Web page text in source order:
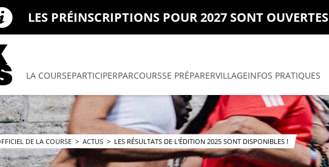
LES PRÉINSCRIPTIONS POUR 2027 SONT OUVERTES
LA COURSEPARTICIPERPARCOURSSE PRÉPARERVILLAGEINFOS PRATIQUES
DE LA COURSE > ACTUS > LES RÉSULTATS DE L'ÉDITION 2025 SONT DISPONIBLES !